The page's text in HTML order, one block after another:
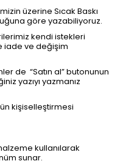
üzerine Sıcak Baskı
göre yazabiliyoruz.
kendi istekleri
iade ve değişim
de “Satın al” butonunun
yazıyı yazmanız
kişiselleştirmesi
kullanılarak
sunar.